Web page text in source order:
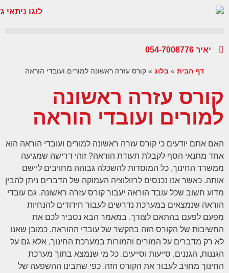
יאיר 054-7008776
דף הבית » בלוג » קורס עזרה ראשונה למורים ועובדי הוראה
קורס עזרה ראשונה
למורים ועובדי הוראה
האם אתם יודעים כי קורס עזרה ראשונה למורים ועובדי הוראה הוא
אחד מתנאי הסף לקבלת תעודת הוראה? זוהי דרישה שמגיעה
ממשרד החינוך, כל המוסדות להשכלה גבוהה מחויבים ליישם
אותה. כאשר אנו נכנסים לרזולוציה העמוקה של הדברים ניתן להבין
מדוע חשוב שכל עובד הוראה יעבור קורס עזרה ראשונה. גם עובדי
הוראה שנמצאים במערכת נדרשים לעבור חידודים להנחיות
מפעם לפעם בהתאם לצורך. במאמר הבא נסביר לכם את
החשיבות של הקורס הזה בהקשר של עובדי ההוראה. כמובן שאנו
לא רק מדברים על המורים והמורות במערכת החינוך, אלא גם על
הגננות, הגננים, סייעות וסייעים. כל מי שנמצא בתוך מערכת
החינוך מחויב לעבור את הקורס הזה. כפי שתבינו ההשפעה של